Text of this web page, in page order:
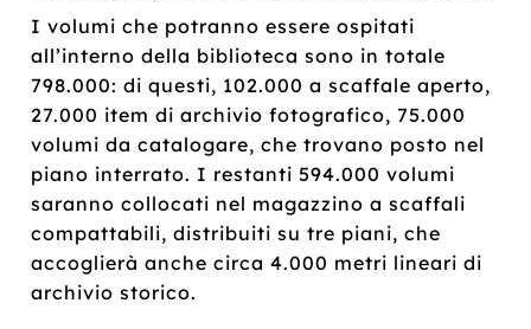
I volumi che potranno essere ospitati
all’interno della biblioteca sono in totale
798.000: di questi, 102.000 a scaffale aperto,
27.000 item di archivio fotografico, 75.000
volumi da catalogare, che trovano posto nel
piano interrato. I restanti 594.000 volumi
saranno collocati nel magazzino a scaffali
compattabili, distribuiti su tre piani, che
accoglierà anche circa 4.000 metri lineari di
archivio storico.